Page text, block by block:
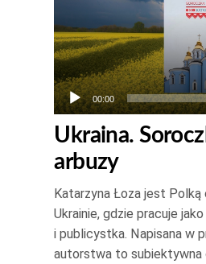
00:00
Ukraina.
arbuzy
Katarzyna Łoza jest
Ukrainie, gdzie pracuje
i publicystka. Napisana w
autorstwa to subiektywna